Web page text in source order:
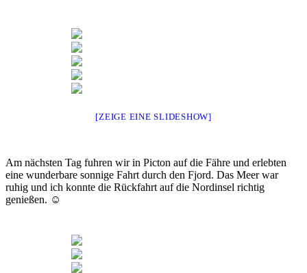
[ZEIGE EINE SLIDESHOW]
Am nächsten Tag fuhren wir in Picton auf die Fähre und erlebten
eine wunderbare sonnige Fahrt durch den Fjord. Das Meer war
ruhig und ich konnte die Rückfahrt auf die Nordinsel richtig
genießen. ☺️